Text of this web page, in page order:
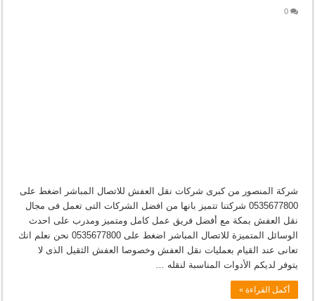
0
شركة المنصور من كبرى شركات نقل العفش للاتصال المباشر اضغط على
0535677800 شركتنا تتميز بانها من افضل الشركات التى تعمل فى مجال
نقل العفش بمكة مع أفضل فريق عمل كامل ومتميز ومدرب على احدث
الوسائل المتميزة للاتصال المباشر اضغط على 0535677800 نحن نعلم انك
تعانى عند القيام بعمليات نقل العفش وخصوصا العفش الثقيل الذى لا
يتوفر لديكم الأدوات المناسبة لنقله …
أكمل القراءة »